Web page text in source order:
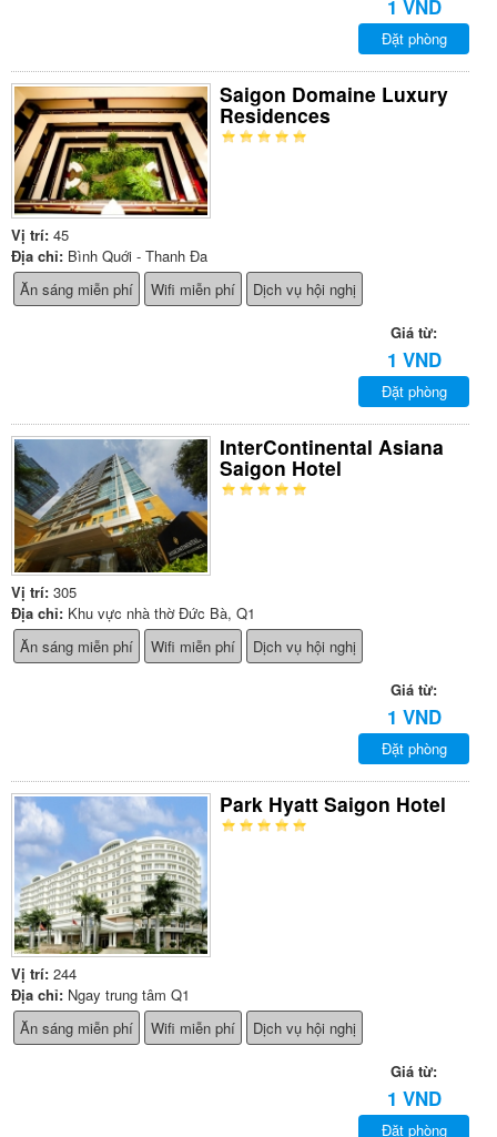
1 VND
Đặt phòng
Saigon Domaine Luxury
Residences
Vị trí: 45
Địa chỉ: Bình Quới - Thanh Đa
Ăn sáng miễn phí
Wifi miễn phí Dịch vụ hội nghị
Giá từ:
1 VND
Đặt phòng
InterContinental Asiana
Saigon Hotel
Vị trí: 305
Địa chỉ: Khu vực nhà thờ Đức Bà, Q1
Ăn sáng miễn phí
Wifi miễn phí Dịch vụ hội nghị
Giá từ:
1 VND
Đặt phòng
Park Hyatt Saigon Hotel
Vị trí: 244
Địa chỉ: Ngay trung tâm Q1
Ăn sáng miễn phí
Wifi miễn phí Dịch vụ hội nghị
Giá từ:
1 VND
Đặt phòng